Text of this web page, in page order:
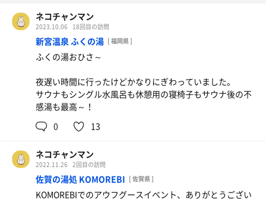
ネコチャンマン
2023.10.06 18回目の訪問
新宮温泉 ふくの湯 [ 福岡県 ]
ふくの湯おひさ～
夜遅い時間に行ったけどかなりにぎわっていました。
サウナもシングル水風呂も休憩用の寝椅子もサウナ後の不
感湯も最高～！
0
13
ネコチャンマン
2022.11.26 2回目の訪問
佐賀の湯処 KOMOREBI [ 佐賀県 ]
KOMOREBIでのアウフグースイベント、ありがとうござい